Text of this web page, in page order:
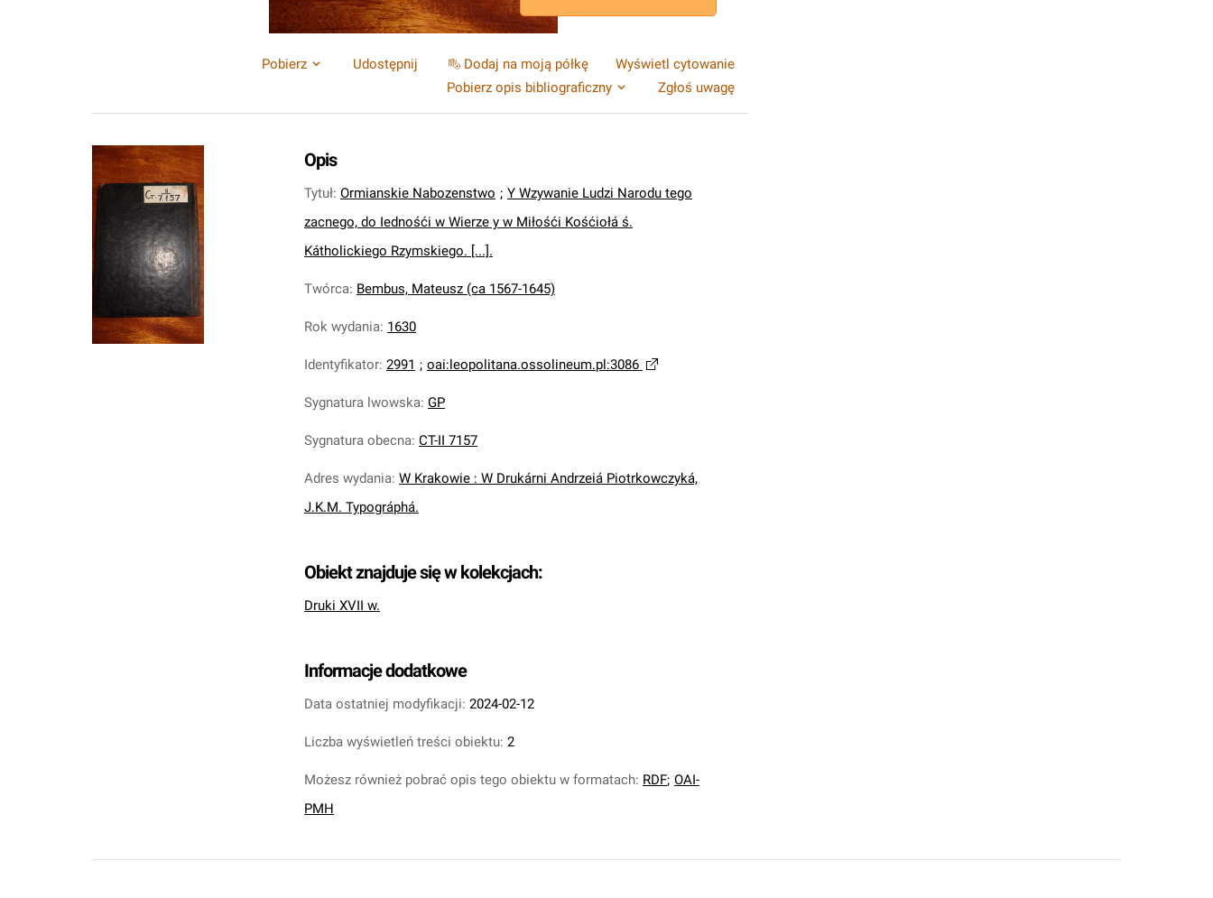
Pobierz Udostępnij Dodaj na moją półkę
Wyświetl cytowanie
Pobierz opis bibliograficzny
Zgłoś uwagę
Opis
Tytuł: Ormianskie Nabozenstwo ; Y Wzywanie Ludzi Narodu tego
zacnego, do Iednośći w Wierze y w Miłośći Kośćiołá ś.
Kátholickiego Rzymskiego. [...].
Twórca: Bembus, Mateusz (ca 1567-1645)
Rok wydania: 1630
Identyfikator: 2991 ; oai:leopolitana.ossolineum.pl:3086
Sygnatura lwowska: GP
Sygnatura obecna: CT-II 7157
Adres wydania: W Krakowie : W Drukárni Andrzeiá Piotrkowczyká,
J.K.M. Typográphá.
Obiekt znajduje się w kolekcjach:
Druki XVII w.
Informacje dodatkowe
Data ostatniej modyfikacji: 2024-02-12
Liczba wyświetleń treści obiektu: 2
Możesz również pobrać opis tego obiektu w formatach: RDF; OAI-
PMH